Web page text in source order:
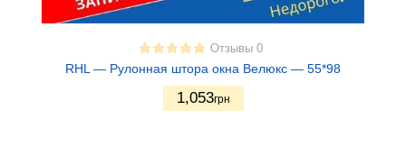
Отзывы 0
RHL — Рулонная штора окна Велюкс — 55*98
1,053грн